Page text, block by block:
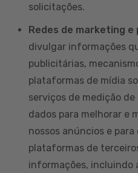
solicitações.
Redes de marketing e
divulgar informações
publicitárias,
plataformas de mídia
serviços de medição
dados para melhorar e
nossos anúncios e
plataformas de
informações, incluindo